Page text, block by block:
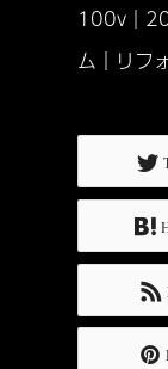
100v｜
ム｜リフ